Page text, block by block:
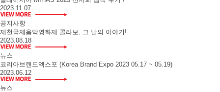
2023.11.07
공지사항
제천국제음악영화제 콜라보, 그 날의 이야기!
2023.08.18
뉴스
코리아브랜드엑스포 (Korea Brand Expo 2023 05.17 ~ 05.19)
2023.06.12
뉴스